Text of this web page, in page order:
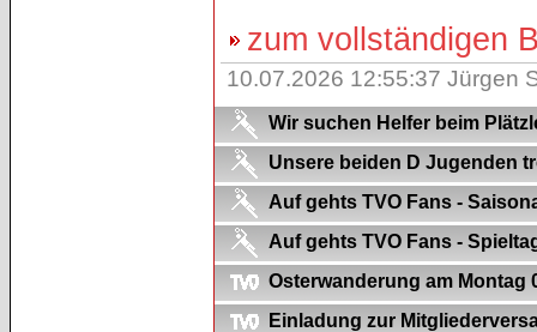
zum vollständigen
10.07.2026 12:55:37 Jürgen
Wir suchen Helfer beim
Unsere beiden D Jugenden
Auf gehts TVO Fans -
Auf gehts TVO Fans -
Osterwanderung am Montag
Einladung zur